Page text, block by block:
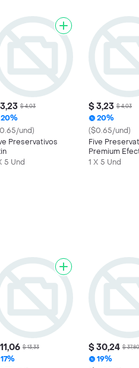
$ 4,03
20%
und)
Preservativos
5 Und
$ 3,23 $ 4,03
20%
($0.65/und)
Five
Premium
Retardante
1 X 5 Und
$ 13,33
17%
$ 30,24 $ 37,80
19%